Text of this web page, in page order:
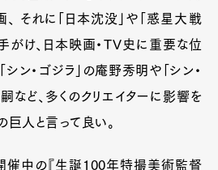
それに「日本沈没」や「惑星大戦
がけ、日本映画・TV史に重要な位
シン・ゴジラ」の庵野秀明や「シン・
など、多くのクリエイターに影響を
人と言って良い。
催中の『生誕100年特撮美術監督